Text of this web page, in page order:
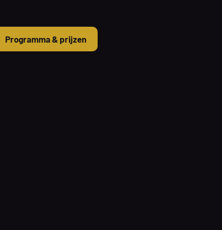
Programma & prijzen